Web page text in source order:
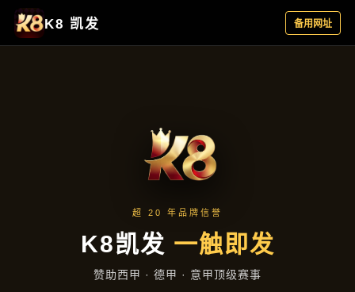
精选产品
首页 精选产品